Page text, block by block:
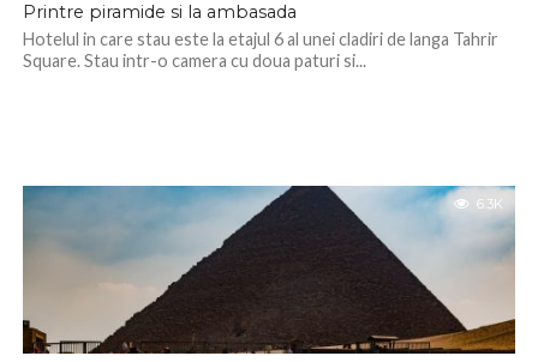
Printre piramide si la ambasada
Hotelul in care stau este la etajul 6 al unei cladiri de langa Tahrir
Square. Stau intr-o camera cu doua paturi si...
6.3K